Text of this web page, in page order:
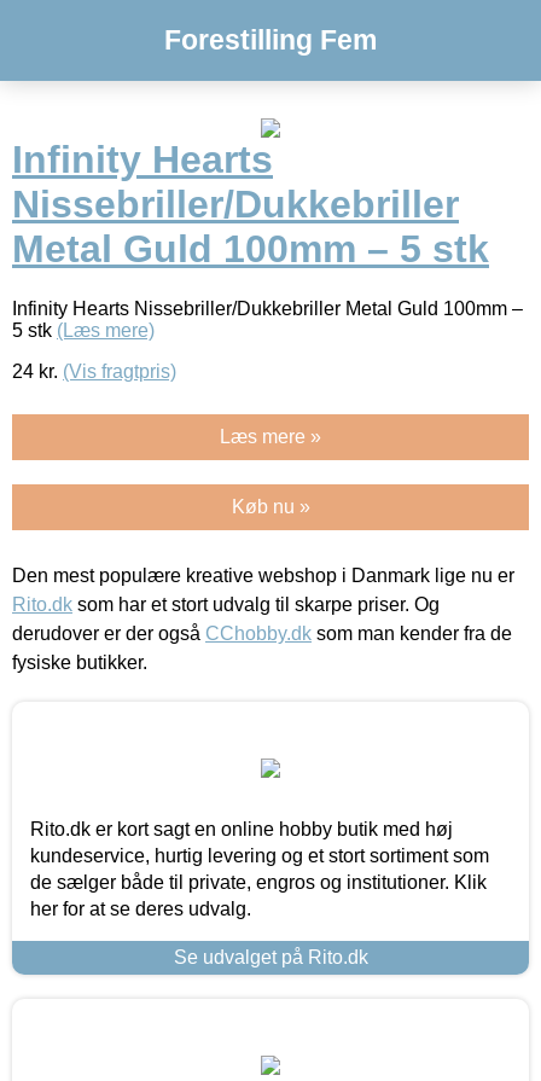
Forestilling Fem
Infinity Hearts
Nissebriller/Dukkebriller
Metal Guld 100mm – 5 stk
Infinity Hearts Nissebriller/Dukkebriller Metal Guld 100mm –
5 stk (Læs mere)
24 kr. (Vis fragtpris)
Læs mere »
Køb nu »
Den mest populære kreative webshop i Danmark lige nu er
Rito.dk som har et stort udvalg til skarpe priser. Og
derudover er der også CChobby.dk som man kender fra de
fysiske butikker.
Rito.dk er kort sagt en online hobby butik med høj
kundeservice, hurtig levering og et stort sortiment som
de sælger både til private, engros og institutioner. Klik
her for at se deres udvalg.
Se udvalget på Rito.dk